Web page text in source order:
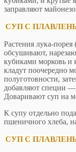
заправляют
СУП С
Растения лука-
обсушивают,
кубиками морковь и
кладут поочередно
полуготовности,
добавляют специи —
Доваривают суп на
К супу отдельно
пшеничного хлеба,
СУП С